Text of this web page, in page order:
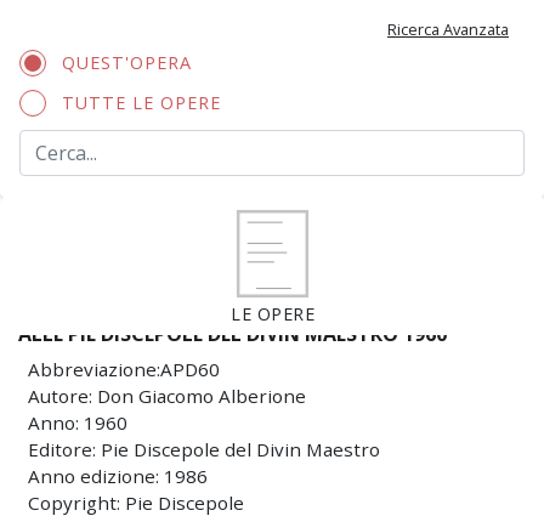
Ricerca Avanzata
QUEST'OPERA
TUTTE LE OPERE
LE OPERE
ALLE PIE DISCEPOLE DEL DIVIN MAESTRO 1960
Abbreviazione:APD60
Autore: Don Giacomo Alberione
Anno: 1960
Editore: Pie Discepole del Divin Maestro
Anno edizione: 1986
Copyright: Pie Discepole